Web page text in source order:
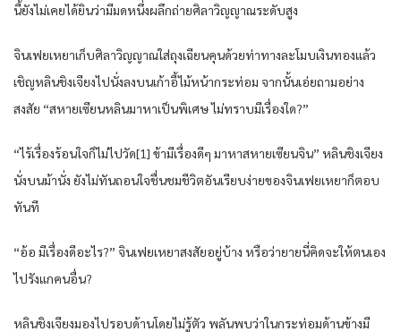
นี้​ยัง​ไม่เคย​ได้ยิน​ว่า​มีมด​หนึ่ง​ผลึก​ถ่าย​ศิลา​วิญญาณ​ระดับสูง​
จิน​เฟย​เหยา​เก็บ​ศิลา​วิญญาณ​ใส่ถุงเฉียน​คุ​น​ด้วย​ท่าทาง​ละโมบ​เงินทอง​แล้ว​
เชิญหลิน​ชิงเจียง​ไปนั่งลง​บน​เก้าอี้​ไม้หน้า​กระท่อม​ จากนั้น​เอ่ย​ถามอย่าง​
สงสัย​ “สหาย​เซียน​หลิน​มาหา​เป็นพิเศษ​ ไม่ทราบ​มีเรื่อง​ใด​?”
“ไร้​เรื่อง​ร้อนใจ​ก็​ไม่ไปวัด​[1] ข้า​มีเรื่อง​ดี​ๆ มาหา​สหาย​เซียน​จิน​” หลิน​ชิงเจียง​
นั่ง​บน​ม้านั่ง​ ยัง​ไม่ทัน​ถอนใจ​ชื่นชม​ชีวิต​อัน​เรียบง่าย​ของ​จิน​เฟย​เหยา​ก็​ตอบ​
ทันที​
“อ้อ​ มีเรื่อง​ดี​อะไร​?” จิน​เฟย​เหยา​สงสัย​อยู่​บ้าง​ หรือว่า​ยาย​นี่​คิด​จะให้​ตนเอง​
ไปรังแก​คนอื่น​?
หลิน​ชิงเจียง​มอง​ไปรอบด้าน​โดยไม่รู้ตัว​ พลัน​พบ​ว่า​ใน​กระท่อม​ด้าน​ข้าง​มี